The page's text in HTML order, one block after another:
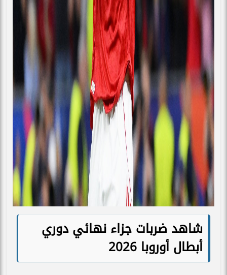
شاهد ضربات جزاء نهائي دوري
أبطال أوروبا 2026